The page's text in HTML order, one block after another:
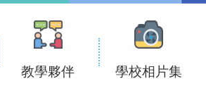
教學夥伴 學校相片集